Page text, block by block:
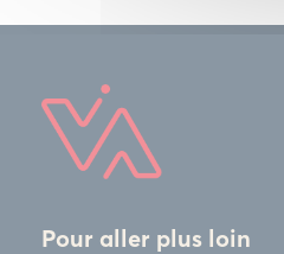
Pour aller plus loin